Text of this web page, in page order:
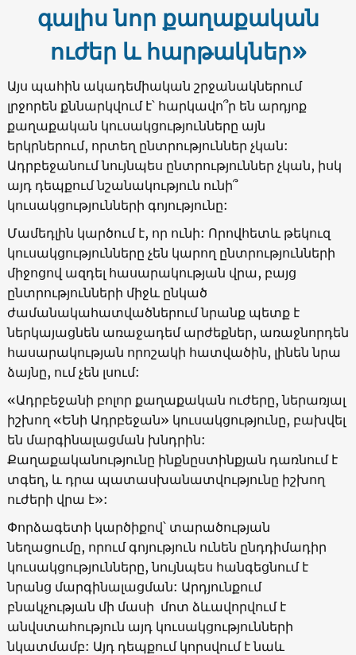
գալիս նոր քաղաքական
ուժեր և հարթակներ»
Այս պահին ակադեմիական շրջանակներում
լրջորեն քննարկվում է՝ հարկավո՞ր են արդյոք
քաղաքական կուսակցությունները այն
երկրներում, որտեղ ընտրություններ չկան:
Ադրբեջանում նույնպես ընտրություններ չկան, իսկ
այդ դեպքում նշանակություն ունի՞
կուսակցությունների գոյությունը:
Մամեդլին կարծում է, որ ունի: Որովհետև թեկուզ
կուսակցությունները չեն կարող ընտրությունների
միջոցով ազդել հասարակության վրա, բայց
ընտրությունների միջև ընկած
ժամանակահատվածներում նրանք պետք է
ներկայացնեն առաջադեմ արժեքներ, առաջնորդեն
հասարակության որոշակի հատվածին, լինեն նրա
ձայնը, ում չեն լսում:
«Ադրբեջանի բոլոր քաղաքական ուժերը, ներառյալ
իշխող «Ենի Ադրբեջան» կուսակցությունը, բախվել
են մարգինալացման խնդրին:
Քաղաքականությունը ինքնըստինքյան դառնում է
տգեղ, և դրա պատասխանատվությունը իշխող
ուժերի վրա է»:
Փորձագետի կարծիքով՝ տարածության
նեղացումը, որում գոյություն ունեն ընդդիմադիր
կուսակցությունները, նույնպես հանգեցնում է
նրանց մարգինալացման: Արդյունքում
բնակչության մի մասի մոտ ձևավորվում է
անվստահություն այդ կուսակցությունների
նկատմամբ: Այդ դեպքում կորսվում է նաև